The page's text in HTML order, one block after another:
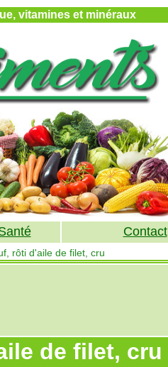
vitamines et minéraux
Contact
rôti d'aile de filet, cru
de filet, cru